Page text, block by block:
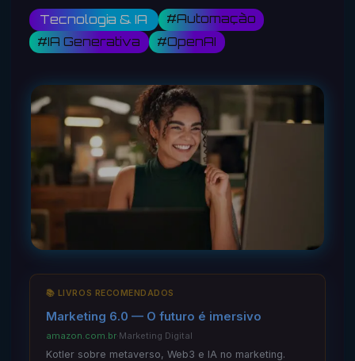
Tecnologia & IA
#Automação
#IA Generativa
#OpenAI
📚 LIVROS RECOMENDADOS
Marketing 6.0 — O futuro é imersivo
amazon.com.br·Marketing Digital
Kotler sobre metaverso, Web3 e IA no marketing.